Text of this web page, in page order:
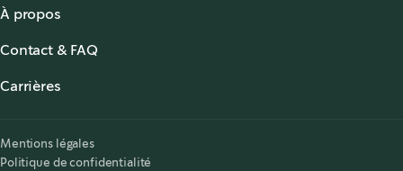
À propos
Starbucks® for the Record
Starbucks® Stories & News
Contact & FAQ
Nous contacter
Carrières
Mentions légales
Politique de confidentialité